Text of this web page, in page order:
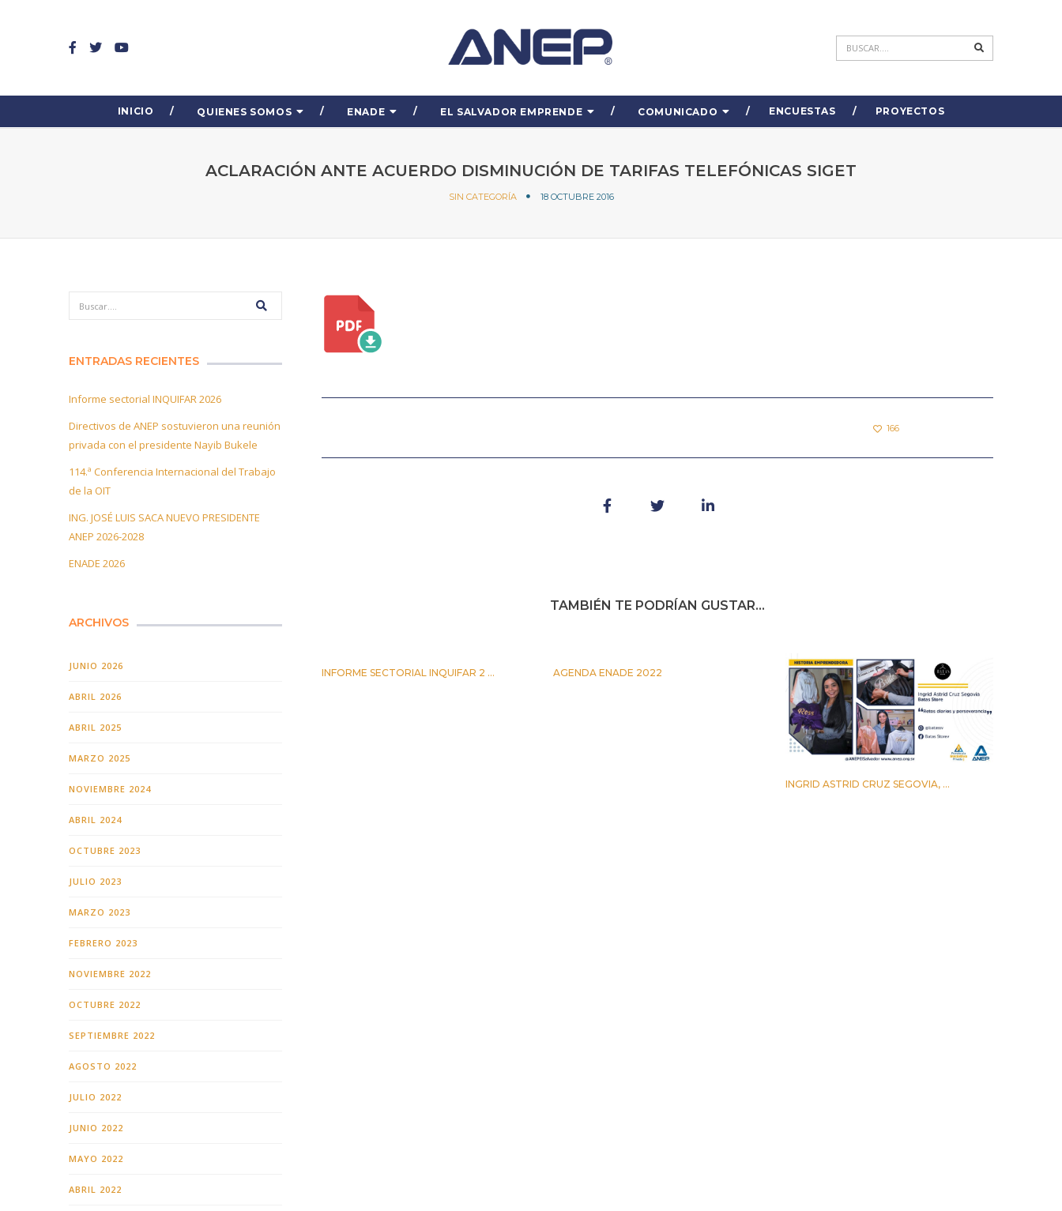
INICIO QUIENES SOMOS ENADE EL SALVADOR EMPRENDE COMUNICADO ENCUESTAS PROYECTOS
ACLARACIÓN ANTE ACUERDO DISMINUCIÓN DE TARIFAS TELEFÓNICAS SIGET
SIN CATEGORÍA 18 OCTUBRE 2016
166
TAMBIÉN TE PODRÍAN GUSTAR...
INFORME SECTORIAL INQUIFAR 2 ...
AGENDA ENADE 2022
INGRID ASTRID CRUZ SEGOVIA, ...
ENTRADAS RECIENTES
Informe sectorial INQUIFAR 2026
Directivos de ANEP sostuvieron una reunión
privada con el presidente Nayib Bukele
114.ª Conferencia Internacional del Trabajo
de la OIT
ING. JOSÉ LUIS SACA NUEVO PRESIDENTE
ANEP 2026-2028
ENADE 2026
ARCHIVOS
JUNIO 2026
ABRIL 2026
ABRIL 2025
MARZO 2025
NOVIEMBRE 2024
ABRIL 2024
OCTUBRE 2023
JULIO 2023
MARZO 2023
FEBRERO 2023
NOVIEMBRE 2022
OCTUBRE 2022
SEPTIEMBRE 2022
AGOSTO 2022
JULIO 2022
JUNIO 2022
MAYO 2022
ABRIL 2022